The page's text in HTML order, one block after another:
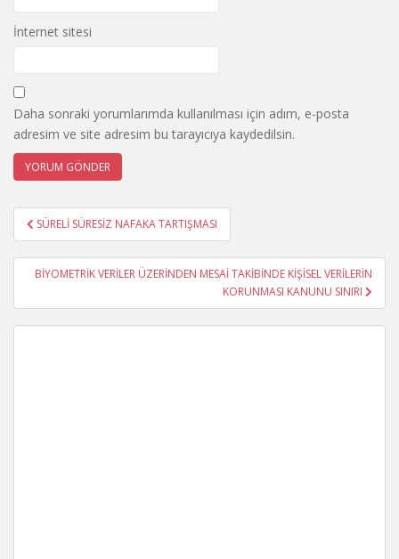
İnternet sitesi
Daha sonraki yorumlarımda kullanılması için adım, e-posta
adresim ve site adresim bu tarayıcıya kaydedilsin.
Yazı
gezinmesi
SÜRELİ SÜRESİZ NAFAKA TARTIŞMASI
BİYOMETRİK VERİLER ÜZERİNDEN MESAİ TAKİBİNDE KİŞİSEL VERİLERİN
KORUNMASI KANUNU SINIRI